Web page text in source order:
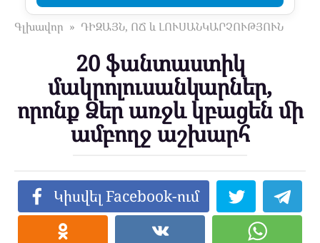
Գլխավոր » ԴԻԶԱՅՆ, ՈՃ և ԼՈՒՍԱՆԿԱՐՉՈՒԹՅՈՒՆ
20 ֆանտաստիկ
մակրոլուսանկարներ,
որոնք Ձեր առջև կբացեն մի
ամբողջ աշխարհ
Կիսվել Facebook-ում